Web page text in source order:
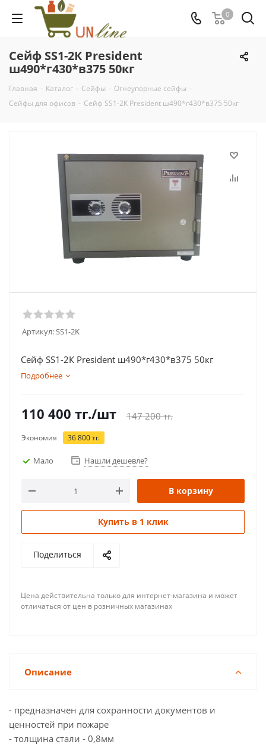
0
Сейф SS1-2К President
ш490*г430*в375 50кг
Главная - Каталог - Сейфы - Огнеупорные сейфы -
Сейфы для офисов - Сейф SS1-2К President ш490*г430*в375 50кг
Артикул:SS1-2K
Сейф SS1-2К President ш490*г430*в375 50кг
Подробнее
110 400 тг./шт 147 200тг.
Экономия 36 800тг.
Мало Нашли дешевле?
В корзину
Купить в 1 клик
Поделиться
Цена действительна только для интернет-магазина и может
отличаться от цен в розничных магазинах
Описание
- предназначен для сохранности документов и
ценностей при пожаре
- толщина стали - 0,8мм